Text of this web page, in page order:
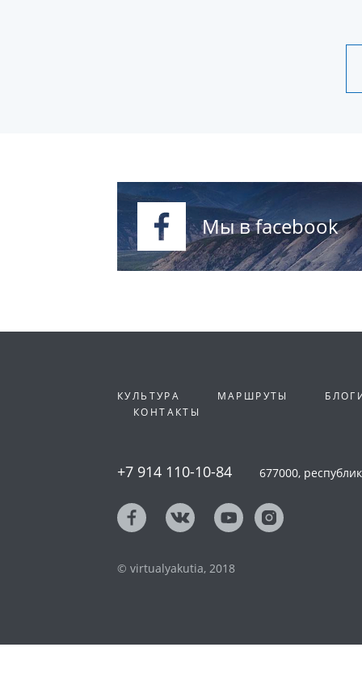
Мы в facebook
КУЛЬТУРА МАРШРУТЫ
КОНТАКТЫ
+7 914 110-10-84 677000,
© virtualyakutia, 2018